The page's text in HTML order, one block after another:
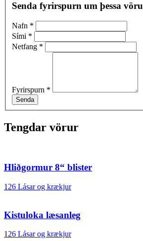
Senda fyrirspurn um þessa vöru
Nafn *
Sími *
Netfang *
Fyrirspurn *
Senda
Tengdar vörur
Hliðgormur 8“ blister
126 Lásar og krækjur
Kistuloka læsanleg
126 Lásar og krækjur